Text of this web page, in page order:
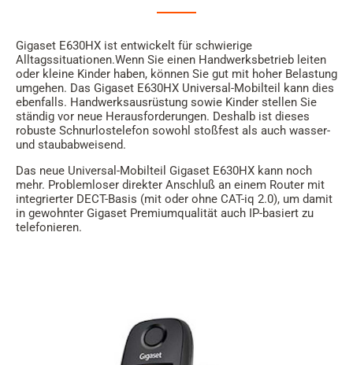
Gigaset E630HX ist entwickelt für schwierige
Alltagssituationen.Wenn Sie einen Handwerksbetrieb leiten
oder kleine Kinder haben, können Sie gut mit hoher Belastung
umgehen. Das Gigaset E630HX Universal-Mobilteil kann dies
ebenfalls. Handwerksausrüstung sowie Kinder stellen Sie
ständig vor neue Herausforderungen. Deshalb ist dieses
robuste Schnurlostelefon sowohl stoßfest als auch wasser-
und staubabweisend.
Das neue Universal-Mobilteil Gigaset E630HX kann noch
mehr. Problemloser direkter Anschluß an einem Router mit
integrierter DECT-Basis (mit oder ohne CAT-iq 2.0), um damit
in gewohnter Gigaset Premiumqualität auch IP-basiert zu
telefonieren.